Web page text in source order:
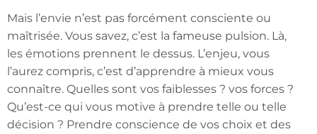
Mais l’envie n’est pas forcément consciente ou
maîtrisée. Vous savez, c’est la fameuse pulsion. Là,
les émotions prennent le dessus. L’enjeu, vous
l’aurez compris, c’est d’apprendre à mieux vous
connaître. Quelles sont vos faiblesses ? vos forces ?
Qu’est-ce qui vous motive à prendre telle ou telle
décision ? Prendre conscience de vos choix et des